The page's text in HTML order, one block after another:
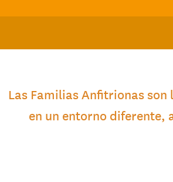
Las Familias Anfitrionas
en un entorno diferente,